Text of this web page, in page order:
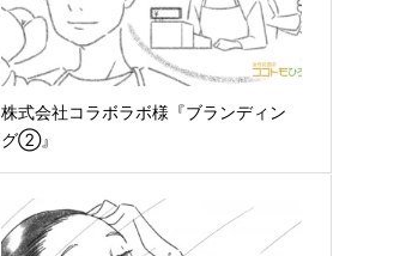
株式会社コラボラボ様『ブランディン
グ②』